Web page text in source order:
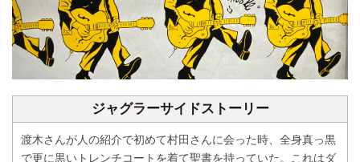
ジャグラーサイドストーリー
渡木さんが人の紹介で初めて村田さんに会った時、全身真っ黒
で更に黒いトレンチコートを着て聖書を持っていた。これはダ